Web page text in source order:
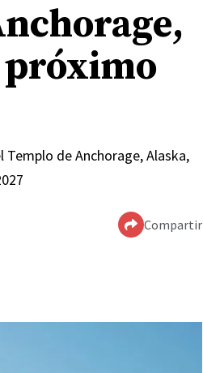
próximo
de Anchorage, Alaska,
Compartir